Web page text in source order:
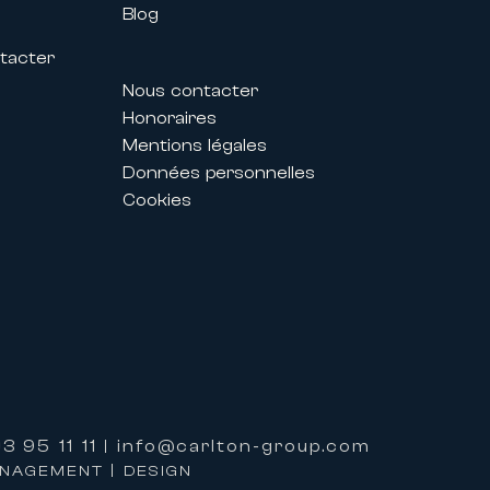
Festivals permettent aux
parfaitement adapté à leurs
et d’un
également proposer des
Blog
Nous contacter
Honoraires
Mentions légales
Données personnelles
Cookies
95 11 11 info@carlton-group.com
| DESIGN